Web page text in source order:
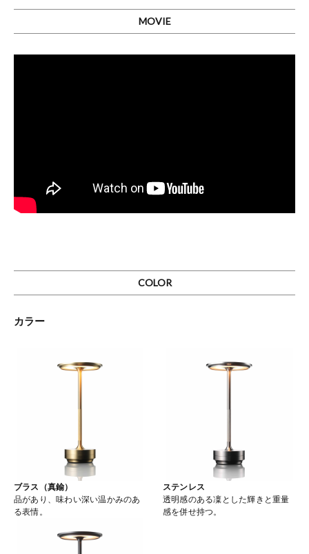
MOVIE
COLOR
カラー
ブラス（真鍮）
品があり、味わい深い温かみのあ
る表情。
ステンレス
透明感のある凜とした輝きと重量
感を併せ持つ。